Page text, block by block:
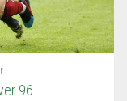
96